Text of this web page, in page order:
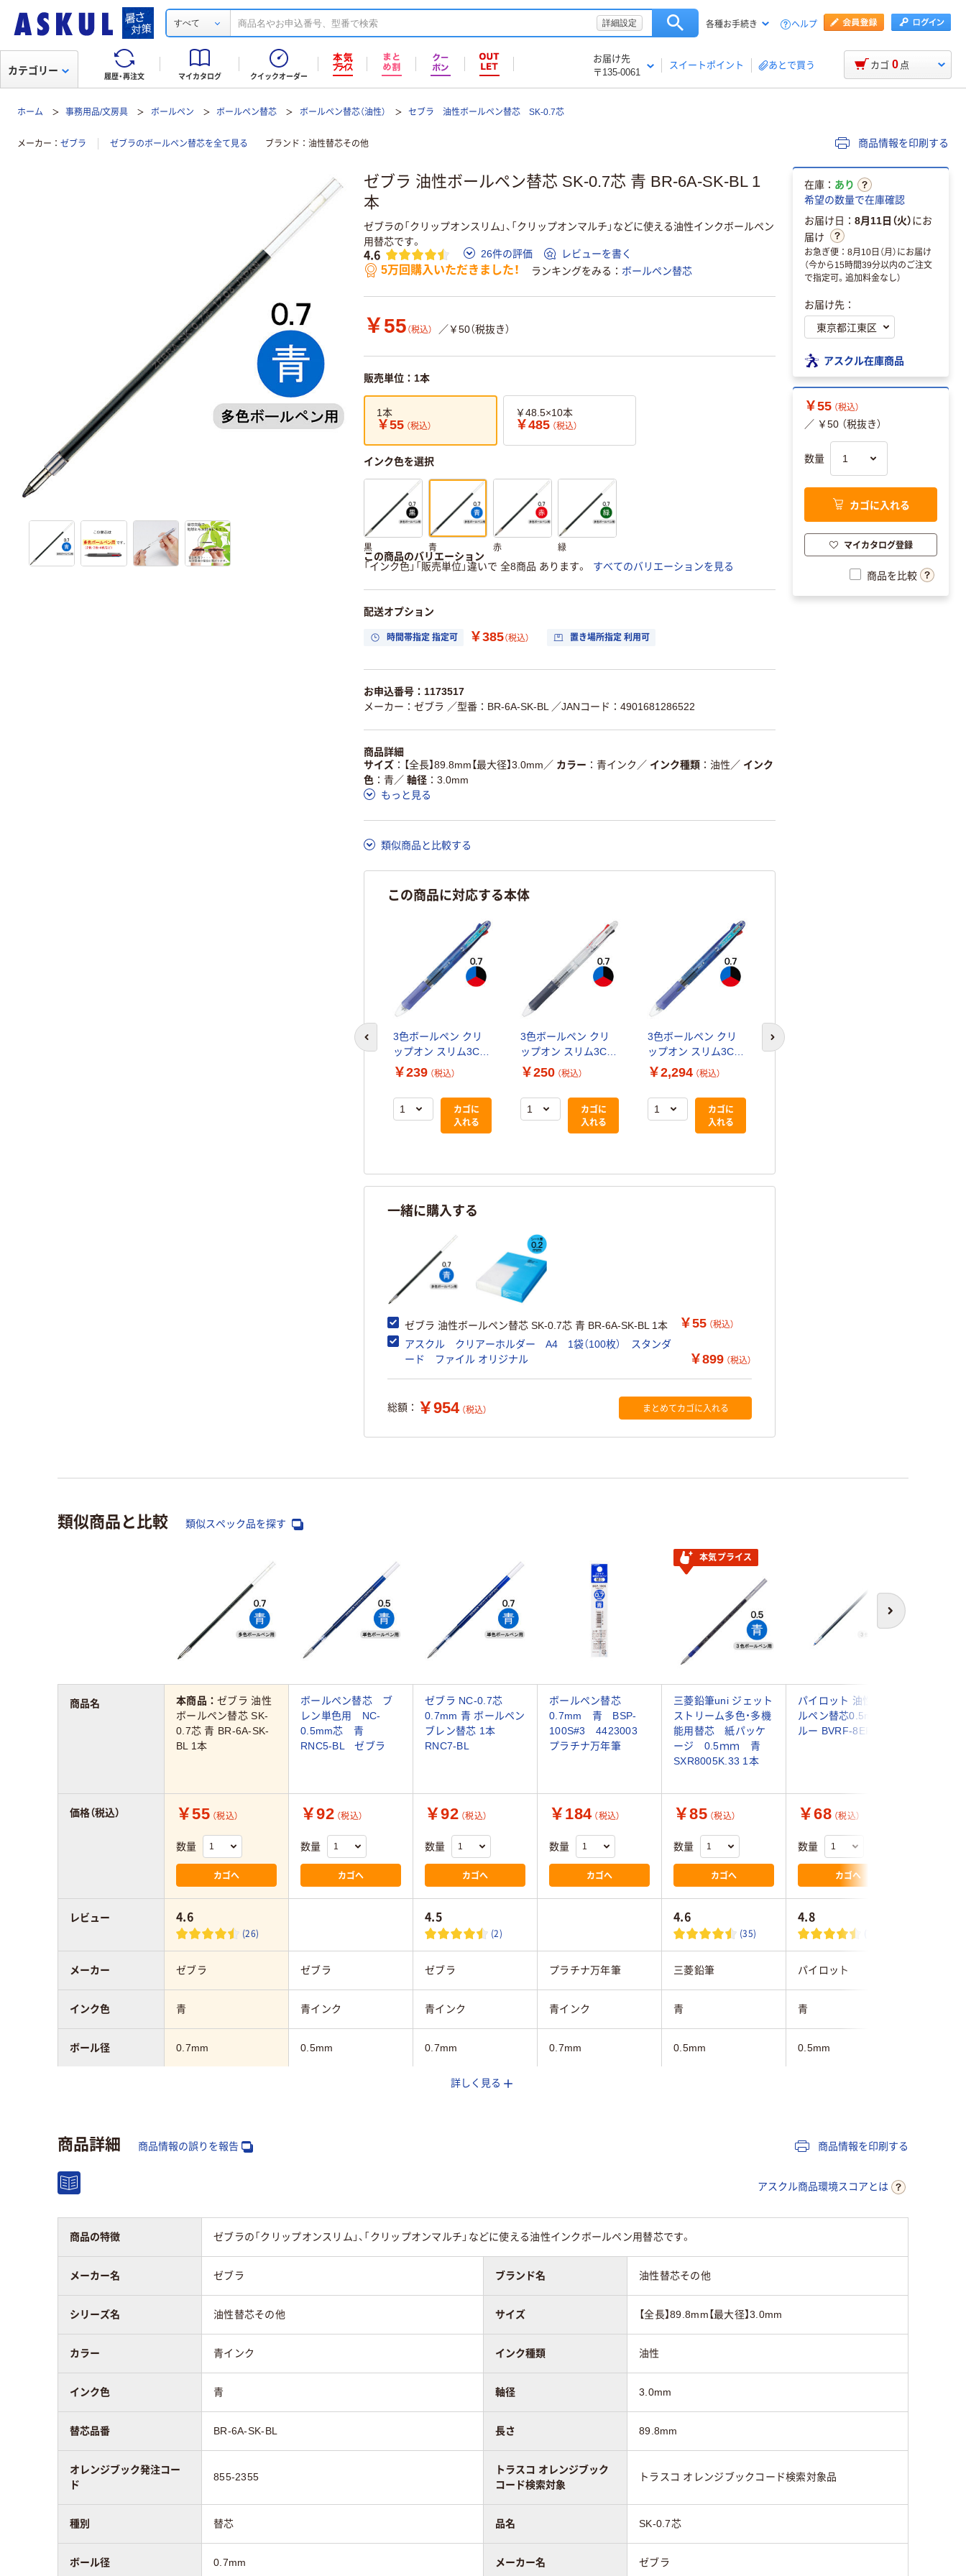
すべて 詳細設定 各種お手続き ヘルプ
履歴・再注文 マイカタログ クイックオーダー
お届け先
〒135-0061
スイートポイント あとで買う
カテゴリー カゴ 0 点
ホーム 事務用品/文房具 ボールペン ボールペン替芯 ボールペン替芯（油性） セブラ 油性ボールペン替芯 SK-0.7芯
メーカー ゼブラ ゼブラのボールペン替芯を全て見る ブランド 油性替芯その他 商品情報を印刷する
ゼブラ 油性ボールペン替芯 SK-0.7芯 青 BR-6A-SK-BL 1
本
ゼブラの「クリップオンスリム」、「クリップオンマルチ」などに使える油性インクボールペン
用替芯です。
4.6 26件の評価 レビューを書く
5万回購入いただきました！ ランキングをみる ボールペン替芯
￥55 （税込） ／￥50（税抜き）
販売単位：1本
1本
￥55 （税込）
￥48.5×10本
￥485 （税込）
インク色を選択
黒 青 赤 緑
この商品のバリエーション
「インク色」「販売単位」違いで 全8商品 あります。
すべてのバリエーションを見る
配送オプション
時間帯指定 指定可 ￥385（税込） 置き場所指定 利用可
お申込番号：1173517
メーカー：ゼブラ ／型番：BR-6A-SK-BL ／JANコード：4901681286522
商品詳細
サイズ
【全長】89.8mm【最大径】3.0mm ／ カラー 青インク ／ インク種類 油性 ／ インク
色
青／ 軸径
3.0mm
もっと見る
類似商品と比較する
この商品に対応する本体
3色ボールペン クリ
ップオン スリム3C
0.7mm 青軸 B3A5-BL
￥239 （税込）
カゴに
入れる
3色ボールペン クリ
ップオン スリム3C
0.7mm 透明軸 B3A5-
￥250 （税込）
カゴに
入れる
3色ボールペン クリ
ップオン スリム3C
0.7mm 青軸 B3A5-BL
ゼブラ
￥2,294 （税込）
カゴに
入れる
3色ボールペン クリ
ップオン スリム3C
前のスライドへ 次のスライドへ
一緒に購入する
ゼブラ 油性ボールペン替芯 SK-0.7芯 青 BR-6A-SK-BL 1本 ￥55 （税込）
アスクル クリアーホルダー A4 1袋（100枚） スタンダ
ード ファイル オリジナル
￥899 （税込）
総額： ￥954 （税込） まとめてカゴに入れる
在庫： あり
希望の数量で在庫確認
お届け日： 8月11日（火）にお
届け
お急ぎ便：8月10日（月）にお届け
（今から15時間39分以内のご注文
で指定可。追加料金なし）
お届け先：
アスクル在庫商品
￥55 （税込）
／ ￥50 （税抜き）
数量
カゴに入れる
マイカタログ登録
商品を比較
類似商品と比較 類似スペック品を探す
次へ
本気プライス
本商品：ゼブラ 油性
ボールペン替芯 SK-
0.7芯 青 BR-6A-SK-
BL 1本
ボールペン替芯 ブ
レン単色用 NC-
0.5mm芯 青
RNC5-BL ゼブラ
ゼブラ NC-0.7芯
0.7mm 青 ボールペン
ブレン替芯 1本
RNC7-BL
ボールペン替芯
0.7mm 青 BSP-
100S#3 4423003
プラチナ万年筆
三菱鉛筆uni ジェット
ストリーム多色・多機
能用替芯 紙パッケ
ージ 0.5ｍｍ 青
SXR8005K.33 1本
パイロット 油性ボー
ルペン替芯0.5mm ブ
ルー BVRF-8EF-L
￥55 （税込）
数量
カゴへ
￥92 （税込）
数量
カゴへ
￥92 （税込）
数量
カゴへ
￥184 （税込）
数量
カゴへ
￥85 （税込）
数量
カゴへ
￥68 （税込）
数量
カゴへ
4.6
(26)
4.5
(2)
4.6
(35)
4.8
(7)
ゼブラ ゼブラ ゼブラ プラチナ万年筆 三菱鉛筆 パイロット
青 青インク 青インク 青インク 青 青
0.7mm 0.5mm 0.7mm 0.7mm 0.5mm 0.5mm
商品名
価格（税込）
レビュー
メーカー
インク色
ボール径
スコア
詳しく見る
商品詳細 商品情報の誤りを報告 商品情報を印刷する
アスクル商品環境スコアとは
商品の特徴 ゼブラの「クリップオンスリム」、「クリップオンマルチ」などに使える油性インクボールペン用替芯です。
メーカー名 ゼブラ ブランド名 油性替芯その他
シリーズ名 油性替芯その他 サイズ 【全長】89.8mm【最大径】3.0mm
カラー 青インク インク種類 油性
インク色 青 軸径 3.0mm
替芯品番 BR-6A-SK-BL 長さ 89.8mm
オレンジブック発注コー
ド
855-2355
トラスコ オレンジブック
コード検索対象
トラスコ オレンジブックコード検索対象品
種別 替芯 品名 SK-0.7芯
ボール径 0.7mm メーカー名 ゼブラ